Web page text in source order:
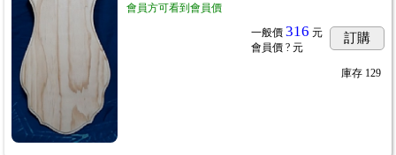
會員方可看到會員價
一般價 316 元
會員價 ? 元
訂購
庫存 129